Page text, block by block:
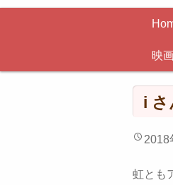
映
i さ
2018
虹とも